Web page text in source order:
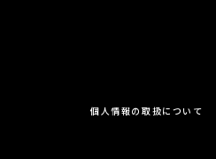
個人情報の取扱について